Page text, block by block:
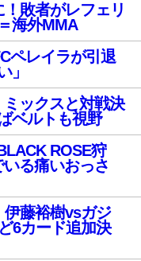
敗者がレフェリ
海外MMA
ペレイラが引退
」
ミックスと対戦決
ベルトも視野
ROSE狩
る痛いおっさ
伊藤裕樹vsガジ
6カード追加決